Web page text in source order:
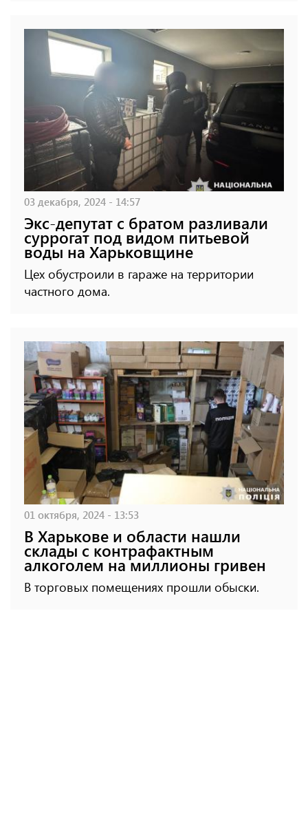
03 декабря, 2024 - 14:57
Экс-депутат с братом разливали
суррогат под видом питьевой
воды на Харьковщине
Цех обустроили в гараже на территории
частного дома.
01 октября, 2024 - 13:53
В Харькове и области нашли
склады с контрафактным
алкоголем на миллионы гривен
В торговых помещениях прошли обыски.